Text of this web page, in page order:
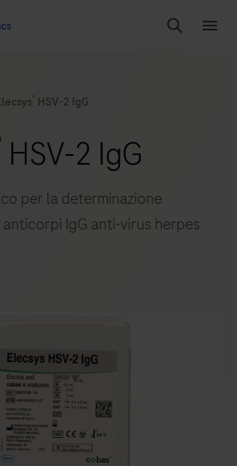
Search
HSV-2 IgG
HSV-2 IgG
per la determinazione
IgG anti-virus herpes